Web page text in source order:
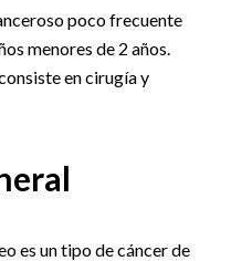
poco frecuente
menores de 2 años.
en cirugía y
es un tipo de cáncer de